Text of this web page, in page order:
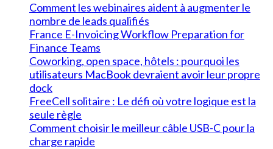
Comment les webinaires aident à augmenter le
nombre de leads qualifiés
France E-Invoicing Workflow Preparation for
Finance Teams
Coworking, open space, hôtels : pourquoi les
utilisateurs MacBook devraient avoir leur propre
dock
FreeCell solitaire : Le défi où votre logique est la
seule règle
Comment choisir le meilleur câble USB-C pour la
charge rapide